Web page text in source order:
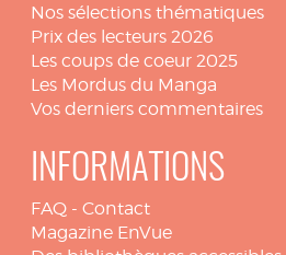
Nos sélections thématiques
Prix des lecteurs 2026
Les coups de coeur 2025
Les Mordus du Manga
Vos derniers commentaires
INFORMATIONS
FAQ - Contact
Magazine EnVue